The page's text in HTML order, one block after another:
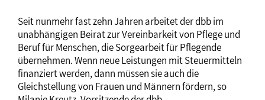
Seit nunmehr fast zehn Jahren arbeitet der dbb im
unabhängigen Beirat zur Vereinbarkeit von Pflege und
Beruf für Menschen, die Sorgearbeit für Pflegende
übernehmen. Wenn neue Leistungen mit Steuermitteln
finanziert werden, dann müssen sie auch die
Gleichstellung von Frauen und Männern fördern, so